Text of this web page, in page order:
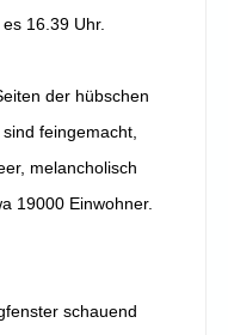
16.39 Uhr.
der hübschen
feingemacht,
melancholisch
19000 Einwohner.
schauend